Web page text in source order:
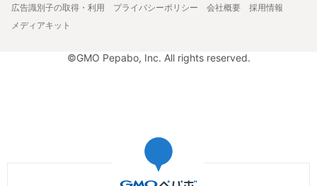
広告識別子の取得・利用
プライバシーポリシー 会社概要
採用情報
メディアキット
©GMO Pepabo, Inc. All rights reserved.